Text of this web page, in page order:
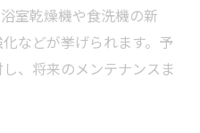
室乾燥機や食洗機の新
などが挙げられます。予
、将来のメンテナンスま